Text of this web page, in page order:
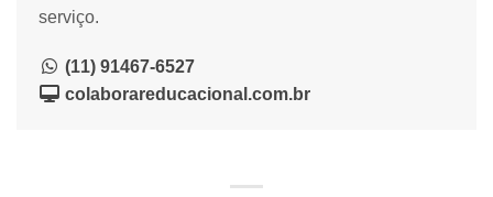
serviço.
(11) 91467-6527
colaborareducacional.com.br